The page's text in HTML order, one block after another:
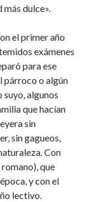
más dulce».
el primer año
exámenes
para ese
párroco o algún
suyo, algunos
que hacían
sin
sin gagueos,
Con
que
y con el
lectivo.